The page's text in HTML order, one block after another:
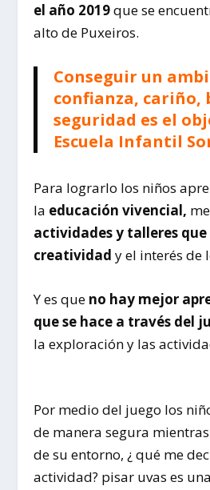
el año 2019que se
alto de Puxeiros.
Conseguir un
confianza, cariño,
seguridad es el
Escuela Infantil
Para lograrlo los niños
la educación vivencial,
actividades y talleres
creatividad y el interés de
Y es que no hay mejor
que se hace a través del
la exploración y las
Por medio del juego los
de manera segura
de su entorno, ¿ qué me
actividad? pisar uvas es